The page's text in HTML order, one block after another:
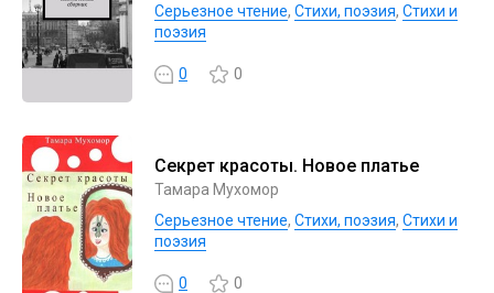
Серьезное чтение, Cтихи, поэзия, Стихи и
поэзия
0 0
Секрет красоты. Новое платье
Тамара Мухомор
Серьезное чтение, Cтихи, поэзия, Стихи и
поэзия
0 0